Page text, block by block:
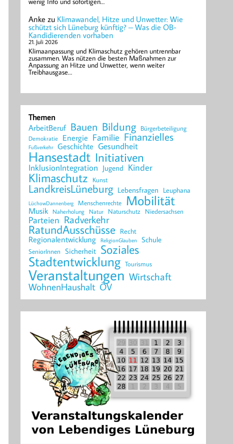
Anke zu Klimawandel, Hitze und Unwetter: Wie
schützt sich Lüneburg künftig? – Was die OB-
Kandidierenden vorhaben
21. Juli 2026
Klimaanpassung und Klimaschutz gehören untrennbar
zusammen. Was nützen die besten Maßnahmen zur
Anpassung an Hitze und Unwetter, wenn weiter
Treibhausgase…
Themen
ArbeitBeruf Bauen Bildung Bürgerbeteiligung
Demokratie Energie Familie Finanzielles
Fußverkehr Geschichte Gesundheit
Hansestadt Initiativen
InklusionIntegration Jugend Kinder
Klimaschutz Kunst
LandkreisLüneburg Lebensfragen Leuphana
LüchowDannenberg Menschenrechte Mobilität
Musik Naherholung Natur Naturschutz Niedersachsen
Parteien Radverkehr
RatundAusschüsse Recht
Regionalentwicklung ReligionGlauben Schule
SeniorInnen Sicherheit Soziales
Stadtentwicklung Tourismus
Veranstaltungen Wirtschaft
WohnenHaushalt ÖV